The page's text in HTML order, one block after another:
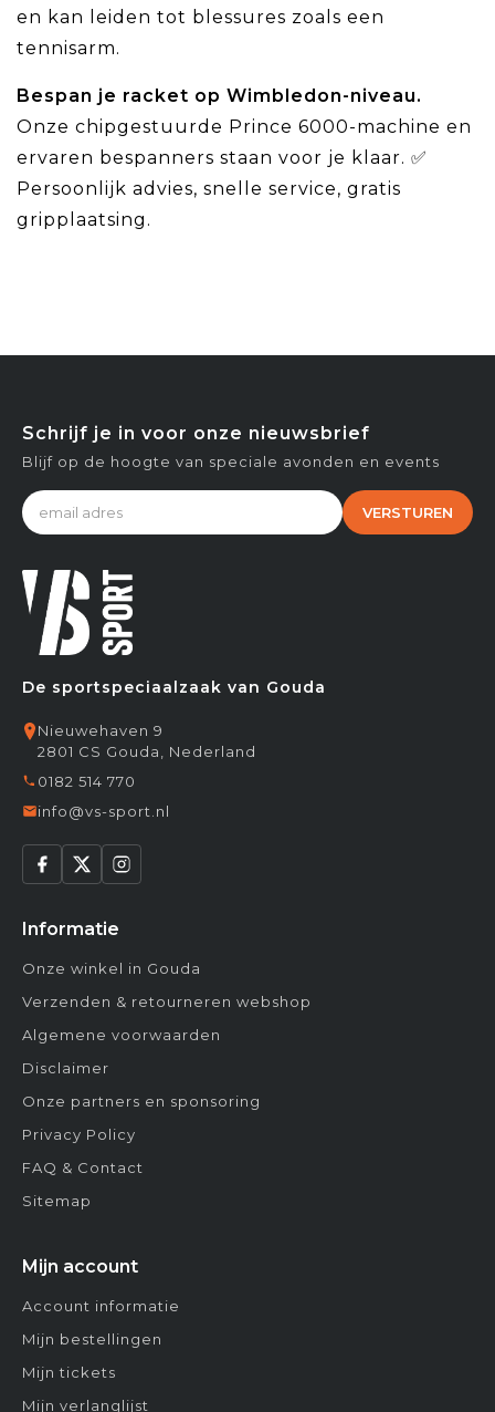
en kan leiden tot blessures zoals een
tennisarm.
Bespan je racket op Wimbledon-niveau.
Onze chipgestuurde Prince 6000-machine en
ervaren bespanners staan voor je klaar. ✅
Persoonlijk advies, snelle service, gratis
gripplaatsing.
De sportspeciaalzaak van Gouda
Nieuwehaven 9
2801 CS Gouda, Nederland
0182 514 770
info@vs-sport.nl
Informatie
Onze winkel in Gouda
Verzenden & retourneren webshop
Algemene voorwaarden
Disclaimer
Onze partners en sponsoring
Privacy Policy
FAQ & Contact
Sitemap
Mijn account
Account informatie
Mijn bestellingen
Mijn tickets
Mijn verlanglijst
Schrijf je in voor onze nieuwsbrief
Blijf op de hoogte van speciale avonden en events
VERSTUREN